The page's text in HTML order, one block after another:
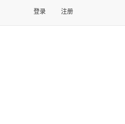
登录 注册